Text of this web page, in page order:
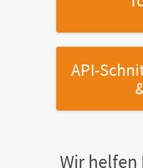
API-
Wir